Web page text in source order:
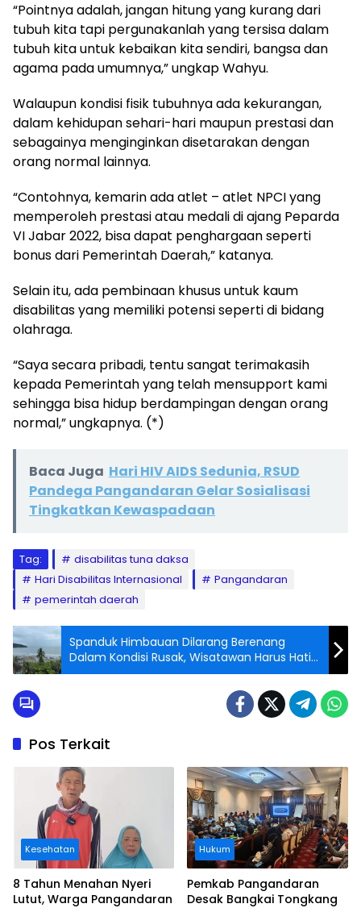
“Pointnya adalah, jangan hitung yang kurang dari
tubuh kita tapi pergunakanlah yang tersisa dalam
tubuh kita untuk kebaikan kita sendiri, bangsa dan
agama pada umumnya,” ungkap Wahyu.
Walaupun kondisi fisik tubuhnya ada kekurangan,
dalam kehidupan sehari-hari maupun prestasi dan
sebagainya menginginkan disetarakan dengan
orang normal lainnya.
“Contohnya, kemarin ada atlet – atlet NPCI yang
memperoleh prestasi atau medali di ajang Peparda
VI Jabar 2022, bisa dapat penghargaan seperti
bonus dari Pemerintah Daerah,” katanya.
Selain itu, ada pembinaan khusus untuk kaum
disabilitas yang memiliki potensi seperti di bidang
olahraga.
“Saya secara pribadi, tentu sangat terimakasih
kepada Pemerintah yang telah mensupport kami
sehingga bisa hidup berdampingan dengan orang
normal,” ungkapnya. (*)
Baca Juga Hari HIV AIDS Sedunia, RSUD
Pandega Pangandaran Gelar Sosialisasi
Tingkatkan Kewaspadaan
Tag:
disabilitas tuna daksa
Hari Disabilitas Internasional
Pangandaran
pemerintah daerah
Spanduk Himbauan Dilarang Berenang
Dalam Kondisi Rusak, Wisatawan Harus Hati
– hati Jika Berenang di Pantai Pangandaran
Pos Terkait
Kesehatan
8 Tahun Menahan Nyeri
Lutut, Warga Pangandaran
Hukum
Pemkab Pangandaran
Desak Bangkai Tongkang